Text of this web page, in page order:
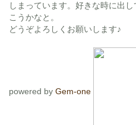
しまっています。好きな時に出
こうかなと。
どうぞよろしくお願いします♪
powered by Gem-one